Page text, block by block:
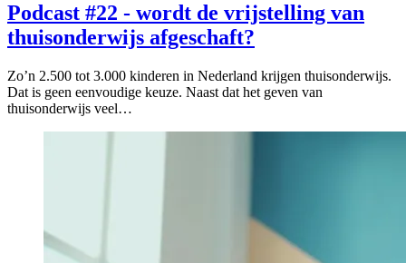
Podcast #22 - wordt de vrijstelling van
thuisonderwijs afgeschaft?
Zo’n 2.500 tot 3.000 kinderen in Nederland krijgen thuisonderwijs.
Dat is geen eenvoudige keuze. Naast dat het geven van
thuisonderwijs veel…